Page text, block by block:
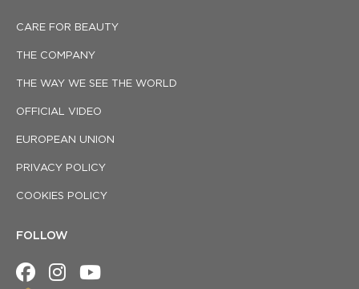
CARE FOR BEAUTY
THE COMPANY
THE WAY WE SEE THE WORLD
OFFICIAL VIDEO
EUROPEAN UNION
PRIVACY POLICY
COOKIES POLICY
FOLLOW